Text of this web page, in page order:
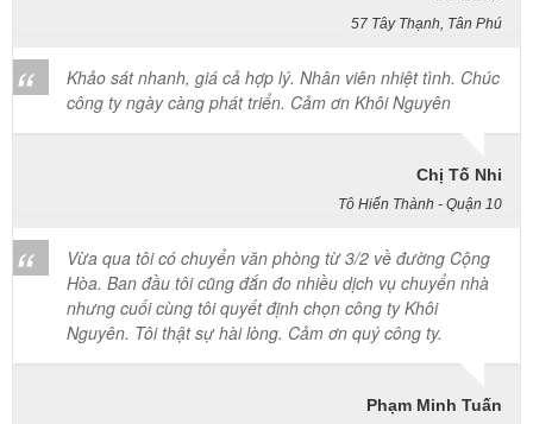
công ty ngày càng phát triển. Cảm ơn Khôi Nguyên
Tô Hiến Thành - Quận 10
Hòa. Ban đầu tôi cũng đắn đo nhiều dịch vụ chuyển nhà
nhưng cuối cùng tôi quyết định chọn công ty Khôi
Nguyên. Tôi thật sự hài lòng. Cảm ơn quý công ty.
232/2 Cộng Hòa, P.13, Q. Tân Bình